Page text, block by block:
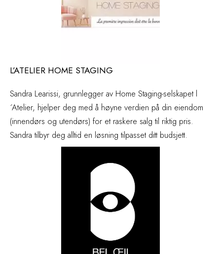
L’ATELIER HOME STAGING
Sandra Learissi, grunnlegger av Home Staging-selskapet l
´Atelier, hjelper deg med å høyne verdien på din eiendom
(innendørs og utendørs) for et raskere salg til riktig pris.
Sandra tilbyr deg alltid en løsning tilpasset ditt budsjett.